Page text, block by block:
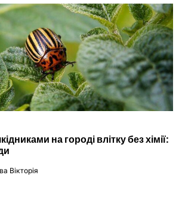
на городі влітку без хімії:
Вікторія